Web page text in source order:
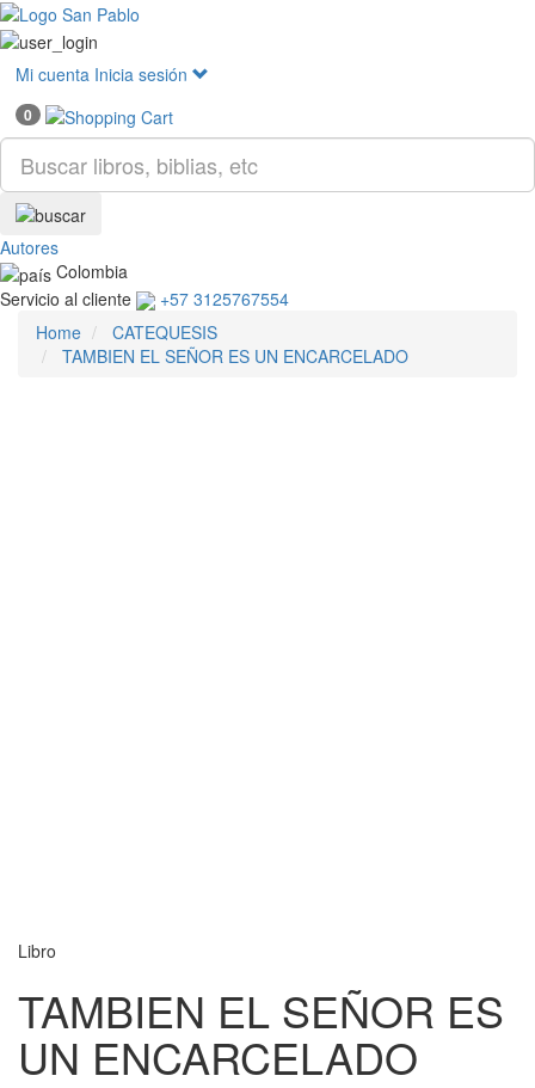
Mi cuenta Inicia sesión
0
Autores
Colombia
Servicio al cliente
+57 3125767554
Home
CATEQUESIS
TAMBIEN EL SEÑOR ES UN ENCARCELADO
Libro
TAMBIEN EL SEÑOR ES
UN ENCARCELADO